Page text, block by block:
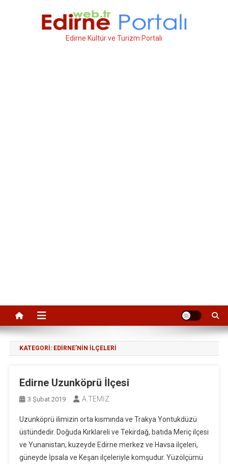
Edirne Kültür ve Turizm Portalı
KATEGORI: EDIRNE’NIN İLÇELERI
Edirne Uzunköprü İlçesi
3 Şubat 2019 A.TEMİZ
Uzunköprü ilimizin orta kısmında ve Trakya Yontukdüzü
üstündedir. Doğuda Kırklareli ve Tekirdağ, batıda Meriç ilçesi
ve Yunanistan, kuzeyde Edirne merkez ve Havsa ilçeleri,
güneyde İpsala ve Keşan ilçeleriyle komşudur. Yüzölçümü